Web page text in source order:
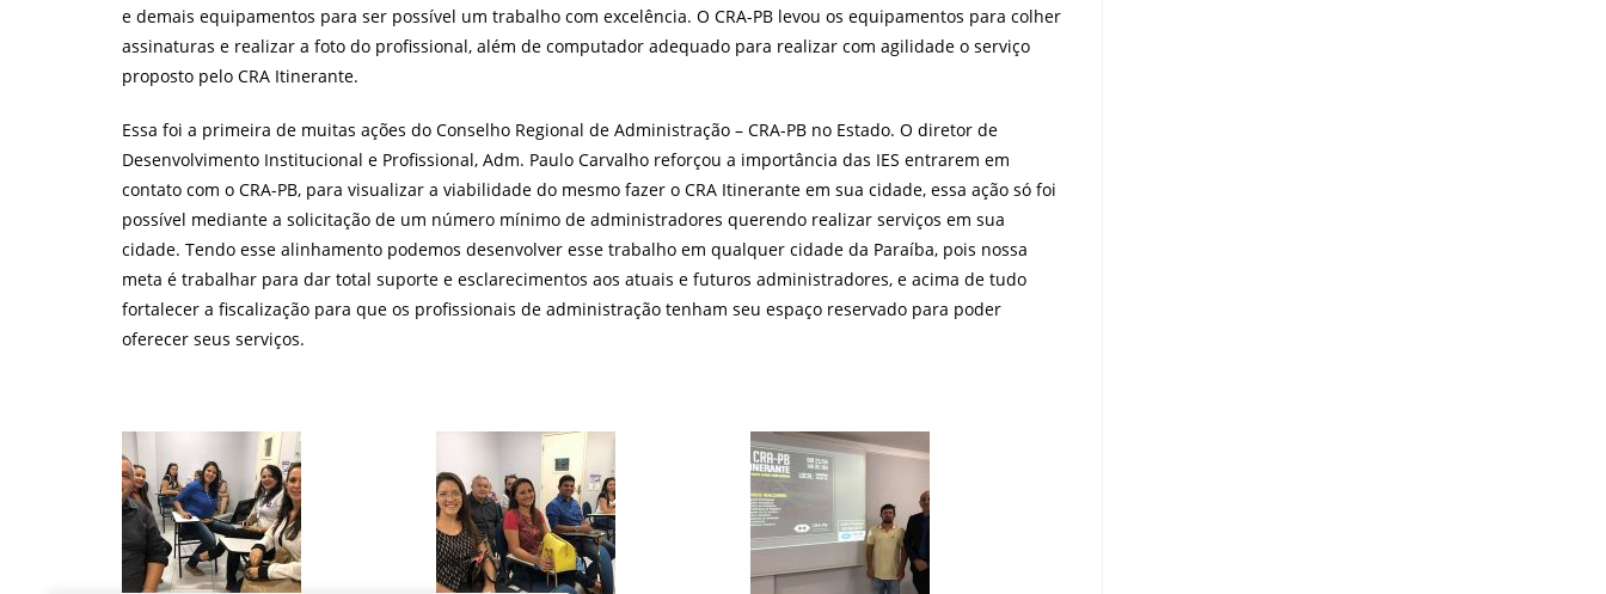
e demais equipamentos para ser possível um trabalho com excelência. O CRA-PB levou os equipamentos para colher
assinaturas e realizar a foto do profissional, além de computador adequado para realizar com agilidade o serviço
proposto pelo CRA Itinerante.
Essa foi a primeira de muitas ações do Conselho Regional de Administração – CRA-PB no Estado. O diretor de
Desenvolvimento Institucional e Profissional, Adm. Paulo Carvalho reforçou a importância das IES entrarem em
contato com o CRA-PB, para visualizar a viabilidade do mesmo fazer o CRA Itinerante em sua cidade, essa ação só foi
possível mediante a solicitação de um número mínimo de administradores querendo realizar serviços em sua
cidade. Tendo esse alinhamento podemos desenvolver esse trabalho em qualquer cidade da Paraíba, pois nossa
meta é trabalhar para dar total suporte e esclarecimentos aos atuais e futuros administradores, e acima de tudo
fortalecer a fiscalização para que os profissionais de administração tenham seu espaço reservado para poder
oferecer seus serviços.